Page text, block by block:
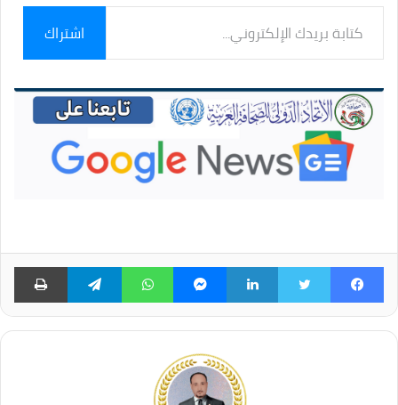
بريدك
الإلكتروني...
اشتراك
فيسبوك لينكدإن ماسنجر واتساب تيلقرام